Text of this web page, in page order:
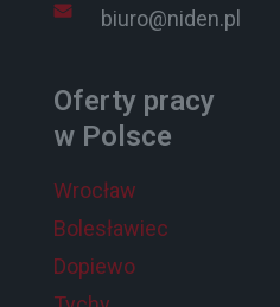
biuro@niden.pl
Oferty pracy
w Polsce
Wrocław
Bolesławiec
Dopiewo